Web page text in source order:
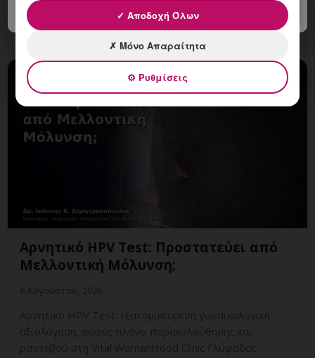
αξιολόγηση, σαφές πλάνο παρακολούθησης και
ραντεβού στη Vital Woma
Αρνητικό HPV Test: Προστατεύει από
Μελλοντική Μόλυνση;
Αρνητικό HPV Test: εξατομικευμένη γυναικολογική
αξιολόγηση, σαφές πλάνο παρακολούθησης και
ραντεβού στη Vital WomanHood Clinic Γλυφάδας.
✓ Αποδοχή Όλων
✗ Μόνο Απαραίτητα
⚙ Ρυθμίσεις